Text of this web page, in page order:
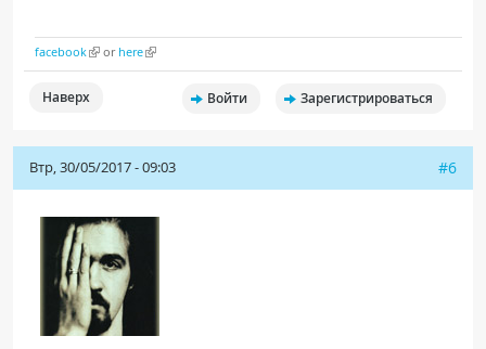
facebook or here
Наверх Войти Зарегистрироваться
Втр, 30/05/2017 - 09:03 #6